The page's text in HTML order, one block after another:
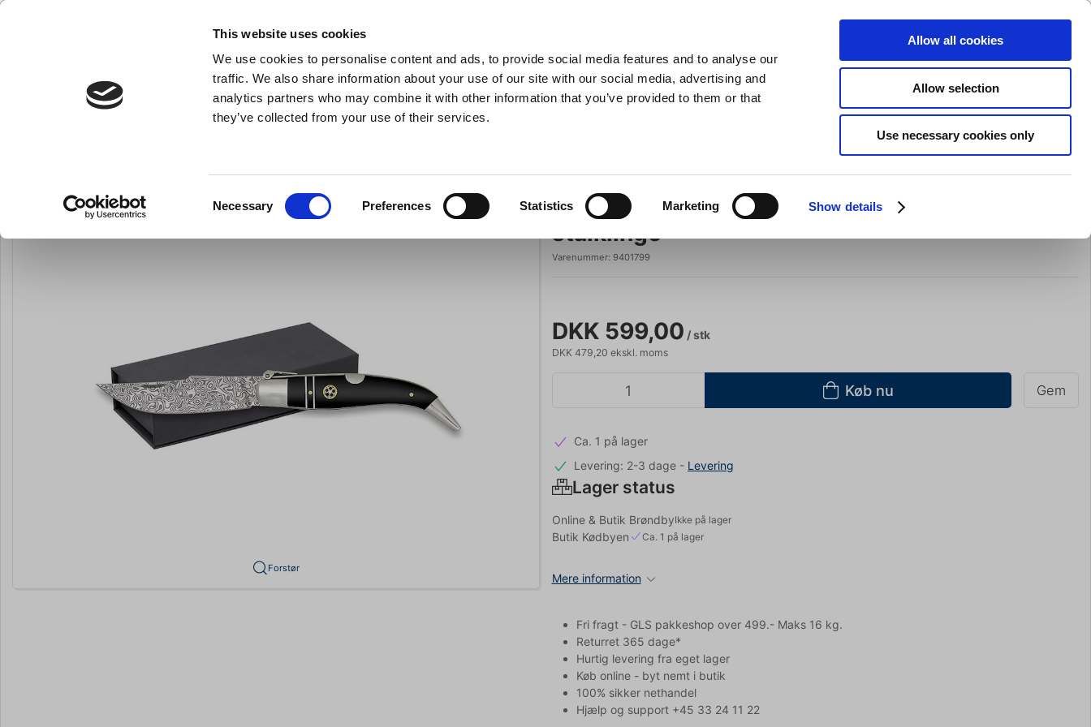
This website uses cookies
We use cookies to personalise content and ads, to provide social media features and to analyse our
traffic. We also share information about your use of our site with our social media, advertising and
analytics partners who may combine it with other information that you’ve provided to them or that
they’ve collected from your use of their services.
Necessary Preferences Statistics Marketing Show details
Allow all cookies
Allow selection
Use necessary cookies only
- Køkkenudstyr til professionelle og entusiaster Søg Indkøbskurv (0)
Køkkenredskaber Gryder & Pander Grill Barudstyr Tilbud Brands Slibning
Forstør
Lommekniv 6,5 cm med 60-lags Damaskus-
stålklinge
Varenummer: 9401799
DKK 599,00 / stk
DKK 479,20 ekskl. moms
Køb nu Gem
Ca. 1 på lager
Levering: 2-3 dage - Levering
Lager status
Online & Butik BrøndbyIkke på lager
Butik Kødbyen Ca. 1 på lager
Mere information
Fri fragt - GLS pakkeshop over 499.- Maks 16 kg.
Returret 365 dage*
Hurtig levering fra eget lager
Køb online - byt nemt i butik
100% sikker nethandel
Hjælp og support +45 33 24 11 22